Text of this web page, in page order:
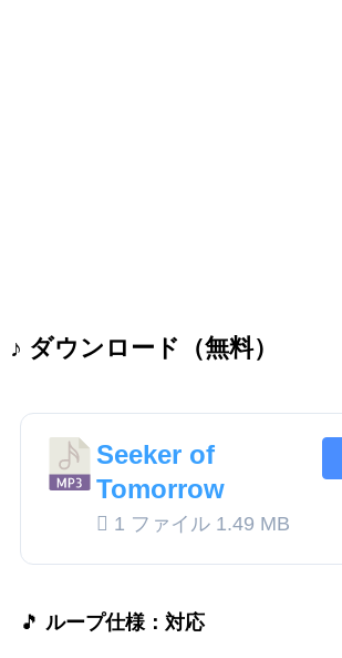
♪ ダウンロード（無料）
Seeker of
Tomorrow
1 ファイル 1.49 MB
🎵 ループ仕様：対応